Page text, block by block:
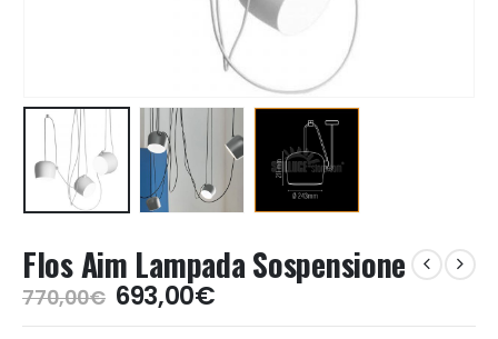
Flos Aim Lampada Sospensione
770,00€ Il
prezzo
693,00€Il
prezzo